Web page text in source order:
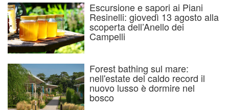
Escursione e sapori ai Piani
Resinelli: giovedì 13 agosto alla
scoperta dell’Anello dei
Campelli
Forest bathing sul mare:
nell'estate del caldo record il
nuovo lusso è dormire nel
bosco